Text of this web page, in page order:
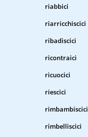
riabbici
riarricchiscici
ribadiscici
ricontraici
ricuocici
riescici
rimbambiscici
rimbelliscici